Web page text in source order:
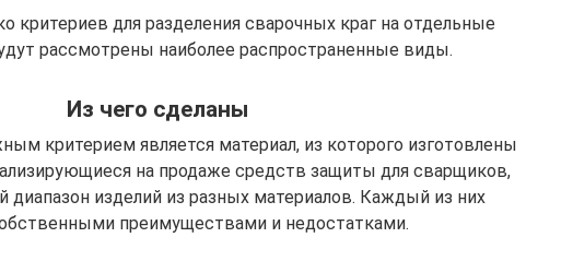
критериев для разделения сварочных краг на отдельные
рассмотрены наиболее распространенные виды.
Из чего сделаны
критерием является материал, из которого изготовлены
на продаже средств защиты для сварщиков,
диапазон изделий из разных материалов. Каждый из них
преимуществами и недостатками.